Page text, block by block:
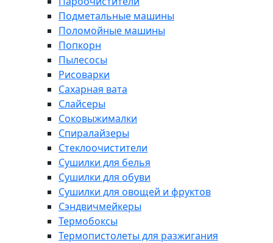
Подметальные машины
Поломойные машины
Попкорн
Пылесосы
Рисоварки
Сахарная вата
Слайсеры
Соковыжималки
Спиралайзеры
Стеклоочистители
Сушилки для белья
Сушилки для обуви
Сушилки для овощей и фруктов
Сэндвичмейкеры
Термобоксы
Термопистолеты для разжигания